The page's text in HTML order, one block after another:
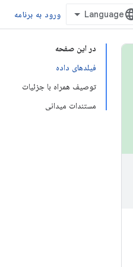
ورود به برنامه
در این صفحه
فیلدهای داده
توصیف همراه با جزئیات
مستندات میدانی